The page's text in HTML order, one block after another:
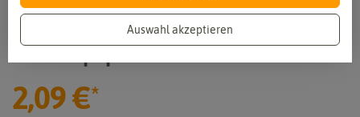
2,09 €*
Auswahl akzeptieren